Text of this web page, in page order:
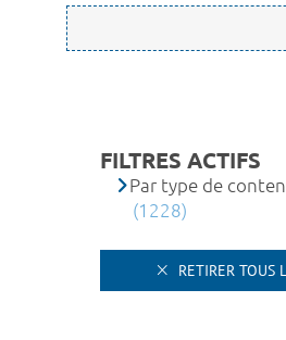
FILTRES ACTIFS
Par type de
(1228)
RETIRER TOUS